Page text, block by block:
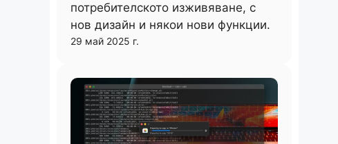
потребителското изживяване, с
нов дизайн и някои нови функции.
29 май 2025 г.